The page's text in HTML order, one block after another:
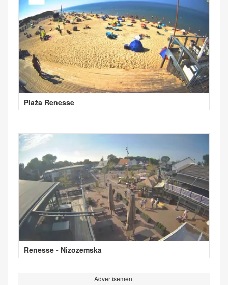
Plaža Renesse
Renesse - Nizozemska
Advertisement